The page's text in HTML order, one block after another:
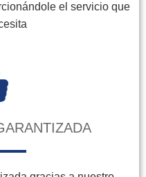
el servicio que